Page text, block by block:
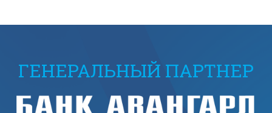
ГЕНЕРАЛЬНЫЙ ПАРТНЕР